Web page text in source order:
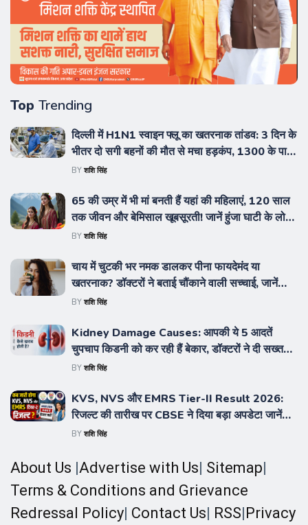
Top Trending
दिल्ली में H1N1 स्वाइन फ्लू का खतरनाक तांडव: 3 दिन के
भीतर दो सगी बहनों की मौत से मचा हड़कंप, 1300 के पार
पहुंचे मरीज, जानें डॉक्टरों की बड़ी चेतावनी और बचाव के
BYशशि सिंह
65 की उम्र में भी मां बनती हैं यहां की महिलाएं, 120 साल
तक जीवन और बेमिसाल खूबसूरती! जानें हुंजा घाटी के लोगों
की लंबी उम्र और सेहत का रहस्य
BYशशि सिंह
चाय में चुटकी भर नमक डालकर पीना फायदेमंद या
खतरनाक? डॉक्टरों ने बताई चौंकाने वाली सच्चाई, जानें
सेहत पर पड़ने वाला असर और किसे बचना चाहिए
BYशशि सिंह
Kidney Damage Causes: आपकी ये 5 आदतें
चुपचाप किडनी को कर रही हैं बेकार, डॉक्टरों ने दी सख्त
चेतावनी, जानें शुरुआती लक्षण और बचाव के आसान उपाय
BYशशि सिंह
KVS, NVS और EMRS Tier-II Result 2026:
रिजल्ट की तारीख पर CBSE ने दिया बड़ा अपडेट! जानें
कब घोषित होंगे परिणाम और क्या है लेटेस्ट नोटिस
BYशशि सिंह
About Us Advertise with Us Sitemap
Terms & Conditions and Grievance
Redressal Policy Contact Us RSS Privacy